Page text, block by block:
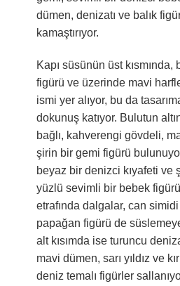
dümen, denizatı ve balık
kamaştırıyor.
Kapı süsünün üst
figürü ve üzerinde mavi
ismi yer alıyor, bu da
dokunuş katıyor. Bulutun
bağlı, kahverengi gövdeli,
şirin bir gemi figürü
beyaz bir denizci kıyafeti ve
yüzlü sevimli bir bebek
etrafında dalgalar, can
papağan figürü de
alt kısımda ise turuncu
mavi dümen, sarı yıldız ve
deniz temalı figürler